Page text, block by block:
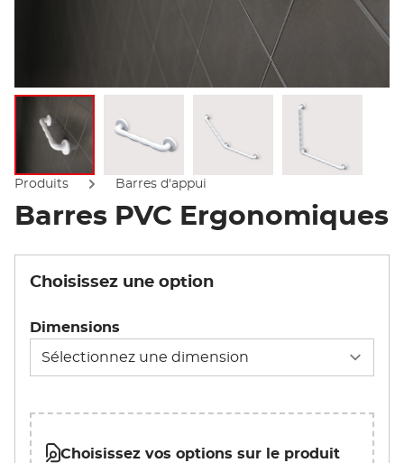
Afficher l'imageAfficher l'image
Produits Barres d'appui
Barres PVC Ergonomiques
Choisissez une option
Dimensions
Choisissez vos options sur le produit